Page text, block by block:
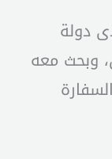
دولة
وبحث معه